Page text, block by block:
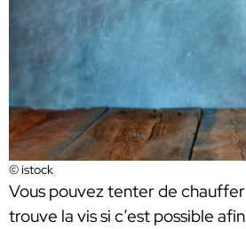
© istock
Vous pouvez tenter de chauffer
trouve la vis si c’est possible